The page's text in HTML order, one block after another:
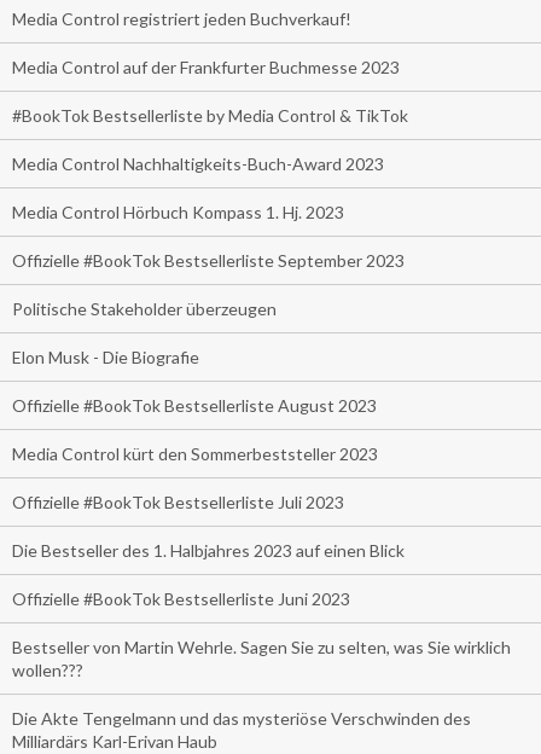
Media Control registriert jeden Buchverkauf!
Media Control auf der Frankfurter Buchmesse 2023
#BookTok Bestsellerliste by Media Control & TikTok
Media Control Nachhaltigkeits-Buch-Award 2023
Media Control Hörbuch Kompass 1. Hj. 2023
Offizielle #BookTok Bestsellerliste September 2023
Politische Stakeholder überzeugen
Elon Musk - Die Biografie
Offizielle #BookTok Bestsellerliste August 2023
Media Control kürt den Sommerbeststeller 2023
Offizielle #BookTok Bestsellerliste Juli 2023
Die Bestseller des 1. Halbjahres 2023 auf einen Blick
Offizielle #BookTok Bestsellerliste Juni 2023
Bestseller von Martin Wehrle. Sagen Sie zu selten, was Sie wirklich
wollen???
Die Akte Tengelmann und das mysteriöse Verschwinden des
Milliardärs Karl-Erivan Haub